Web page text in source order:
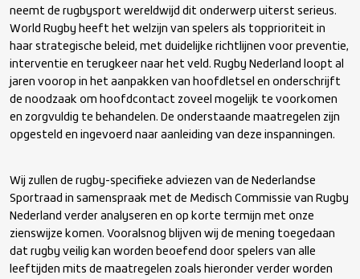
neemt de rugbysport wereldwijd dit onderwerp uiterst serieus.
World Rugby heeft het welzijn van spelers als topprioriteit in
haar strategische beleid, met duidelijke richtlijnen voor preventie,
interventie en terugkeer naar het veld. Rugby Nederland loopt al
jaren voorop in het aanpakken van hoofdletsel en onderschrijft
de noodzaak om hoofdcontact zoveel mogelijk te voorkomen
en zorgvuldig te behandelen. De onderstaande maatregelen zijn
opgesteld en ingevoerd naar aanleiding van deze inspanningen.
Wij zullen de rugby-specifieke adviezen van de Nederlandse
Sportraad in samenspraak met de Medisch Commissie van Rugby
Nederland verder analyseren en op korte termijn met onze
zienswijze komen. Vooralsnog blijven wij de mening toegedaan
dat rugby veilig kan worden beoefend door spelers van alle
leeftijden mits de maatregelen zoals hieronder verder worden